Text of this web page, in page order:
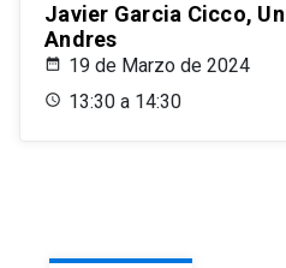
Javier Garcia Cicco,
Andres
19 de Marzo de 2024
13:30 a 14:30